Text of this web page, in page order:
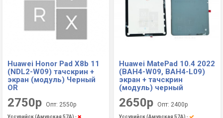
Huawei Honor Pad X8b 11
(NDL2-W09) тачскрин +
экран (модуль) Черный
OR
2750р Опт: 2550р
Уссурийск (Амурская 57А) -
Huawei MatePad 10.4 2022
(BAH4-W09, BAH4-L09)
экран + тачскрин
(модуль) черный
2650р Опт: 2400р
Уссурийск (Амурская 57А) -